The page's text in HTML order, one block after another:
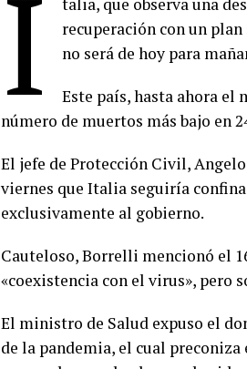
I
recuperación con un
no será de hoy para
Este país, hasta ahora
número de muertos más bajo en
El jefe de Protección Civil,
viernes que Italia seguiría
exclusivamente al gobierno.
Cauteloso, Borrelli mencionó el
«coexistencia con el virus», pero
El ministro de Salud expuso el
de la pandemia, el cual